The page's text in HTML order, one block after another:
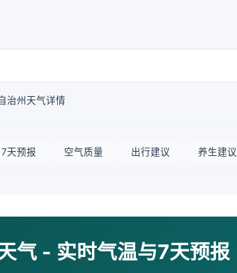
治州天气详情
7天预报 空气质量 出行建议 养生建议
气 - 实时气温与7天预报